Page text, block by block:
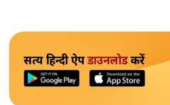
सत्य हिन्दी ऐपडाउनलोडकरें